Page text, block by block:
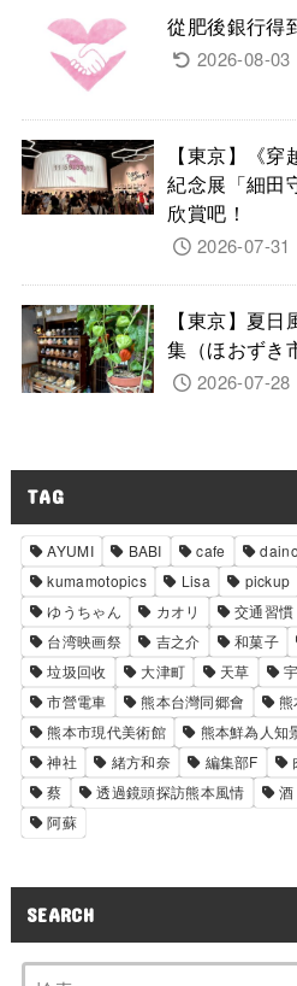
從肥後銀行得
2026-08-03
【東京】《
紀念展「細
欣賞吧！
2026-07-31
【東京】夏
集（ほおずき
2026-07-28
TAG
AYUMI BABI cafe
kumamotopics
Lisa pickup
ゆうちゃん
カオリ 交通習慣
台湾映画祭
吉之介 和菓子
垃圾回收
大津町 天草
市營電車
熊本台灣同郷會
熊本市現代美術館
熊本鮮為人知
神社
緒方和奈 編集部F
蔡
透過鏡頭探訪熊本風情 酒
阿蘇
SEARCH